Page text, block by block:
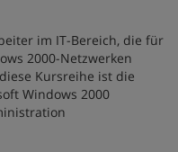
im IT-Bereich, die für
2000-Netzwerken
Kursreihe ist die
Windows 2000